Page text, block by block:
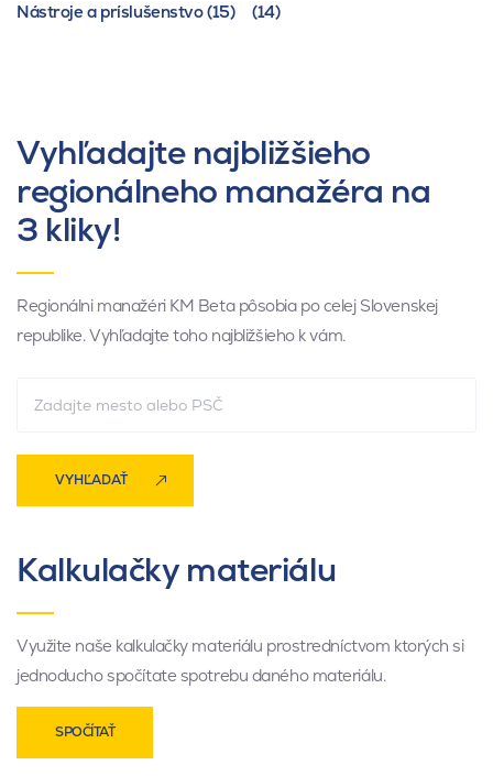
Nástroje a príslušenstvo (15) (14)
Vyhľadajte najbližšieho
regionálneho manažéra na
3 kliky!
Regionálni manažéri KM Beta pôsobia po celej Slovenskej
republike. Vyhľadajte toho najbližšieho k vám.
VYHĽADAŤ
Kalkulačky materiálu
Využite naše kalkulačky materiálu prostredníctvom ktorých si
jednoducho spočítate spotrebu daného materiálu.
SPOČÍTAŤ